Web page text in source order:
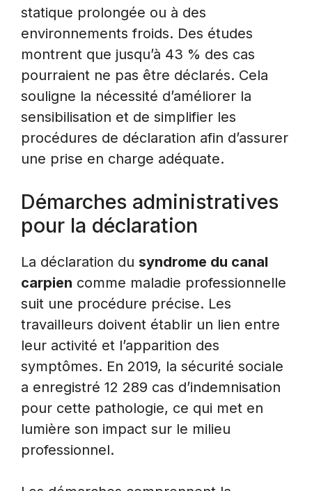
statique prolongée ou à des
environnements froids. Des études
montrent que jusqu’à 43 % des cas
pourraient ne pas être déclarés. Cela
souligne la nécessité d’améliorer la
sensibilisation et de simplifier les
procédures de déclaration afin d’assurer
une prise en charge adéquate.
Démarches administratives
pour la déclaration
La déclaration du syndrome du canal
carpien comme maladie professionnelle
suit une procédure précise. Les
travailleurs doivent établir un lien entre
leur activité et l’apparition des
symptômes. En 2019, la sécurité sociale
a enregistré 12 289 cas d’indemnisation
pour cette pathologie, ce qui met en
lumière son impact sur le milieu
professionnel.